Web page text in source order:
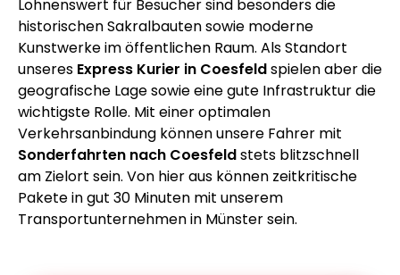
Lohnenswert für Besucher sind besonders die
historischen Sakralbauten sowie moderne
Kunstwerke im öffentlichen Raum. Als Standort
unseres Express Kurier in Coesfeldspielen aber die
geografische Lage sowie eine gute Infrastruktur die
wichtigste Rolle. Mit einer optimalen
Verkehrsanbindung können unsere Fahrer mit
Sonderfahrten nach Coesfeldstets blitzschnell
am Zielort sein. Von hier aus können zeitkritische
Pakete in gut 30 Minuten mit unserem
Transportunternehmen in Münster sein.